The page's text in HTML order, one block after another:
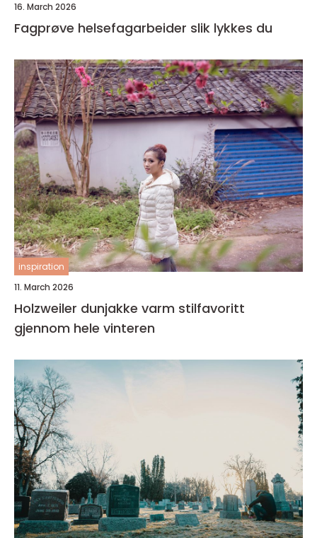
16. March 2026
Fagprøve helsefagarbeider slik lykkes du
inspiration
11. March 2026
Holzweiler dunjakke varm stilfavoritt
gjennom hele vinteren